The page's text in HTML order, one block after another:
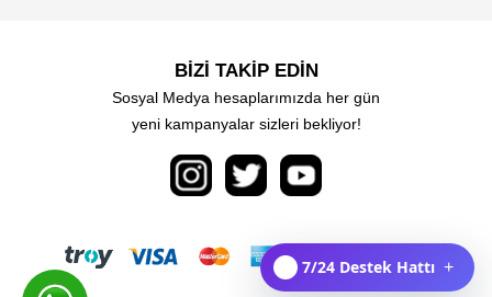
BİZİ TAKİP EDİN
Sosyal Medya hesaplarımızda her gün
yeni kampanyalar sizleri bekliyor!
7/24 Destek Hattı +